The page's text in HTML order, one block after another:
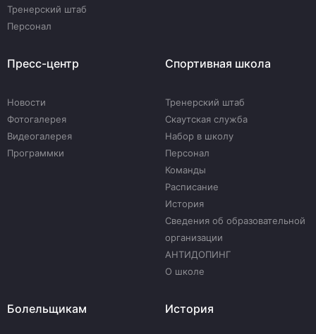
Тренерский штаб
Персонал
Пресс-центр
Новости
Фотогалерея
Видеогалерея
Программки
Спортивная школа
Тренерский штаб
Скаутская служба
Набор в школу
Персонал
Команды
Расписание
История
Сведения об образовательной
организации
АНТИДОПИНГ
О школе
Болельщикам История